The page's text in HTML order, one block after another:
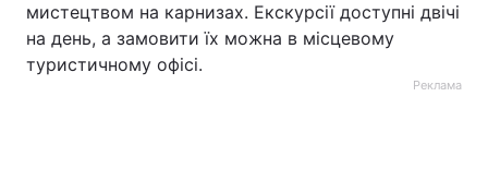
мистецтвом на карнизах. Екскурсії доступні двічі
на день, а замовити їх можна в місцевому
туристичному офісі.
Реклама